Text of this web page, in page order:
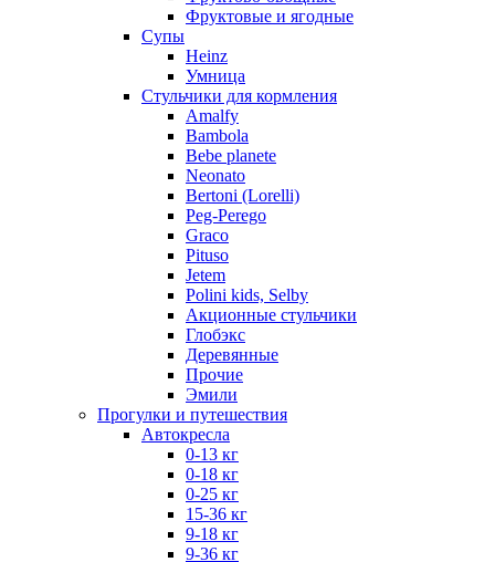
Фруктовые и ягодные
Супы
Heinz
Умница
Стульчики для кормления
Amalfy
Bambola
Bebe planete
Neonato
Bertoni (Lorelli)
Peg-Perego
Graco
Pituso
Jetem
Polini kids, Selby
Акционные стульчики
Глобэкс
Деревянные
Прочие
Эмили
Прогулки и путешествия
Автокресла
0-13 кг
0-18 кг
0-25 кг
15-36 кг
9-18 кг
9-36 кг